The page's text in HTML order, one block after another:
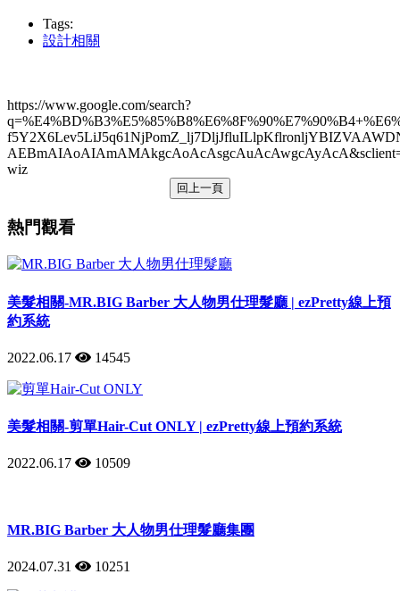
Tags:
設計相關
https://www.google.com/search?
wiz
回上一頁
熱門觀看
美髮相關-MR.BIG Barber 大人物男仕理髮廳 | ezPretty線上預
約系統
2022.06.17 14545
美髮相關-剪單Hair-Cut ONLY | ezPretty線上預約系統
2022.06.17 10509
MR.BIG Barber 大人物男仕理髮廳集團
2024.07.31 10251